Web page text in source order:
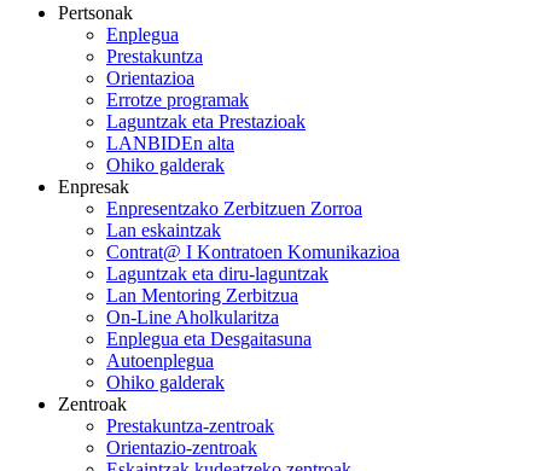
Pertsonak
Enplegua
Prestakuntza
Orientazioa
Errotze programak
Laguntzak eta Prestazioak
LANBIDEn alta
Ohiko galderak
Enpresak
Enpresentzako Zerbitzuen Zorroa
Lan eskaintzak
Contrat@ I Kontratoen Komunikazioa
Laguntzak eta diru-laguntzak
Lan Mentoring Zerbitzua
On-Line Aholkularitza
Enplegua eta Desgaitasuna
Autoenplegua
Ohiko galderak
Zentroak
Prestakuntza-zentroak
Orientazio-zentroak